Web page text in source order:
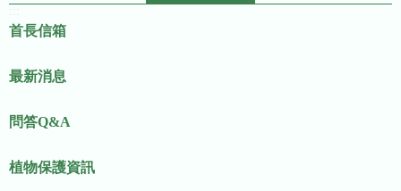
首長信箱
最新消息
問答Q&A
植物保護資訊